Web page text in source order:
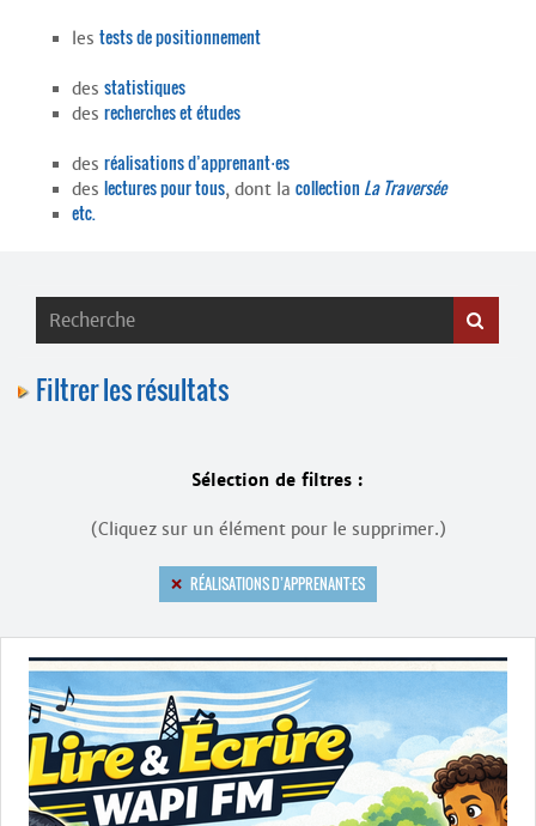
les tests de positionnement
des statistiques
des recherches et études
des réalisations d’apprenant⋅es
des lectures pour tous, dont la collection La Traversée
etc.
Filtrer les résultats
Sélection de filtres :
(Cliquez sur un élément pour le supprimer.)
RÉALISATIONS D’APPRENANT·ES